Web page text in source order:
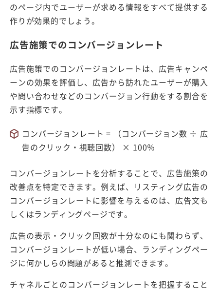
のページ内でユーザーが求める情報をすべて提供する
作りが効果的でしょう。
広告施策でのコンバージョンレート
広告施策でのコンバージョンレートは、広告キャンペ
ーンの効果を評価し、広告から訪れたユーザーが購入
や問い合わせなどのコンバージョン行動をする割合を
示す指標です。
コンバージョンレート = （コンバージョン数 ÷ 広
告のクリック・視聴回数） × 100％
コンバージョンレートを分析することで、広告施策の
改善点を特定できます。例えば、リスティング広告の
コンバージョンレートに影響を与えるのは、広告文も
しくはランディングページです。
広告の表示・クリック回数が十分なのにも関わらず、
コンバージョンレートが低い場合、ランディングペー
ジに何かしらの問題があると推測できます。
チャネルごとのコンバージョンレートを把握すること